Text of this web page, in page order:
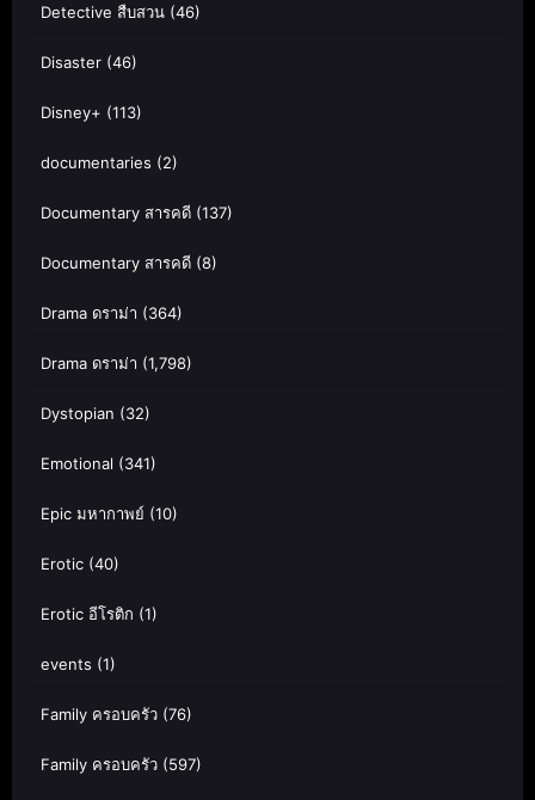
Detective สืบสวน (46)
Disaster (46)
Disney+ (113)
documentaries (2)
Documentary สารคดี (137)
Documentary สารคดี (8)
Drama ดราม่า (364)
Drama ดราม่า (1,798)
Dystopian (32)
Emotional (341)
Epic มหากาพย์ (10)
Erotic (40)
Erotic อีโรติก (1)
events (1)
Family ครอบครัว (76)
Family ครอบครัว (597)